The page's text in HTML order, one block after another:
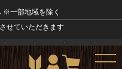
※一部地域を除く
せていただきます